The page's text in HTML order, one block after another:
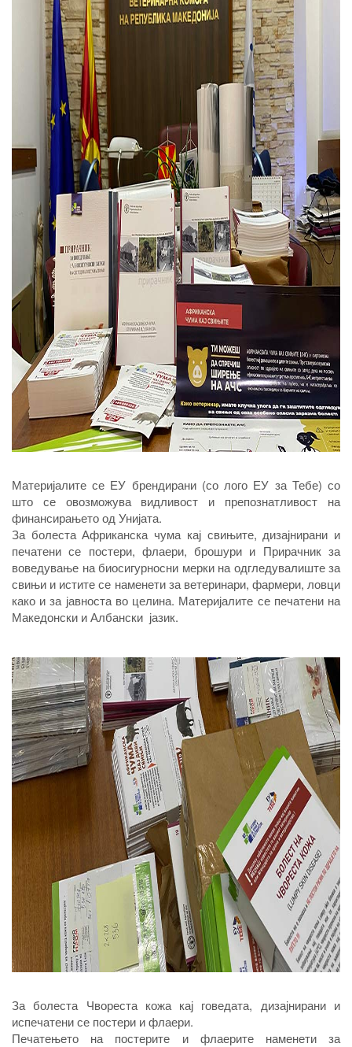
Материјалите се ЕУ брендирани (со лого ЕУ за Тебе) со
што се овозможува видливост и препознатливост на
финансирањето од Унијата.
За болеста Африканска чума кај свињите, дизајнирани и
печатени се постери, флаери, брошури и Прирачник за
воведување на биосигурносни мерки на одгледувалиште за
свињи и истите се наменети за ветеринари, фармери, ловци
како и за јавноста во целина. Материјалите се печатени на
Македонски и Албански јазик.
За болеста Чвореста кожа кај говедата, дизајнирани и
испечатени се постери и флаери.
Печатењето на постерите и флаерите наменети за